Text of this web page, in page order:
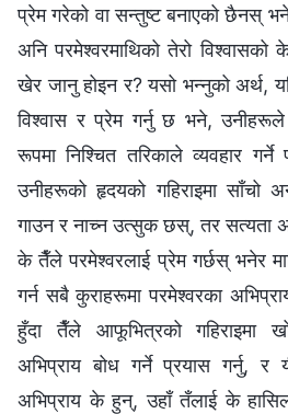
प्रेम गरेको वा सन्तुष्ट बनाएको छैनस्
अनि परमेश्‍वरमाथिको तेरो
खेर जानु होइन र? यसो भन्नुको अर्थ,
विश्‍वास र प्रेम गर्नु छ भने, उनीहरूले
रूपमा निश्चित तरिकाले व्यवहार गर्ने
उनीहरूको हृदयको गहिराइमा साँचो
गाउन र नाच्न उत्सुक छस्, तर सत्यता
के तैँले परमेश्‍वरलाई प्रेम गर्छस् भनेर
गर्न सबै कुराहरूमा परमेश्‍वरका
हुँदा तैँले आफूभित्रको गहिराइमा
अभिप्राय बोध गर्ने प्रयास गर्नु, र
अभिप्राय के हुन्, उहाँ तँलाई के